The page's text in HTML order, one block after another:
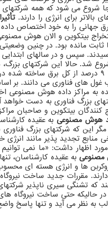
شروع می شود که همه شرکتهای
برای انرژی را دارند.
بیتکوین و الان هوش
ثابت مانده بود. در چنین
سپس و در سالهای
شد. حالا این شرکتهای
پیشبینی می شود که تا پایان این دهه،
غول های فناوری می دانند. بر
به مراکز داده هوش
بیتکوین و صاحبان
هوش مصنوعیبه عقیده
این که شرکتهای بزرگ
منابع تجدید پذیر مانند
۱۰۰ گیگاوات انرژی تجدیدپذیر جدید بسازیم. از همین
مصنوعیبه عقیده کارشناسان،
ها و انرژی هسته ای
مقررات جدید ساخت
که تشنگی سیری ناپذیر
در حالیکه حتی ساخت
به نظر می آید و تنها